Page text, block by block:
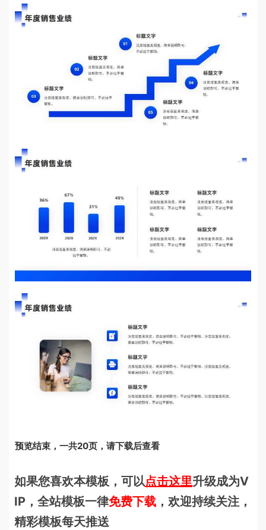
预览结束，一共20页，请下载后查看
如果您喜欢本模板，可以点击这里升级成为V
IP，全站模板一律免费下载 ，欢迎持续关注，
精彩模板每天推送